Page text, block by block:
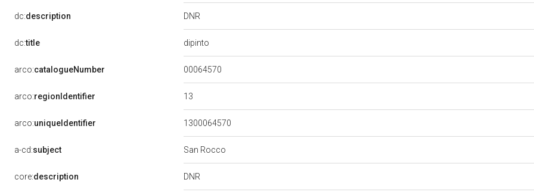
dc:description DNR
dc:title dipinto
arco:catalogueNumber 00064570
arco:regionIdentifier 13
arco:uniqueIdentifier 1300064570
a-cd:subject San Rocco
core:description DNR